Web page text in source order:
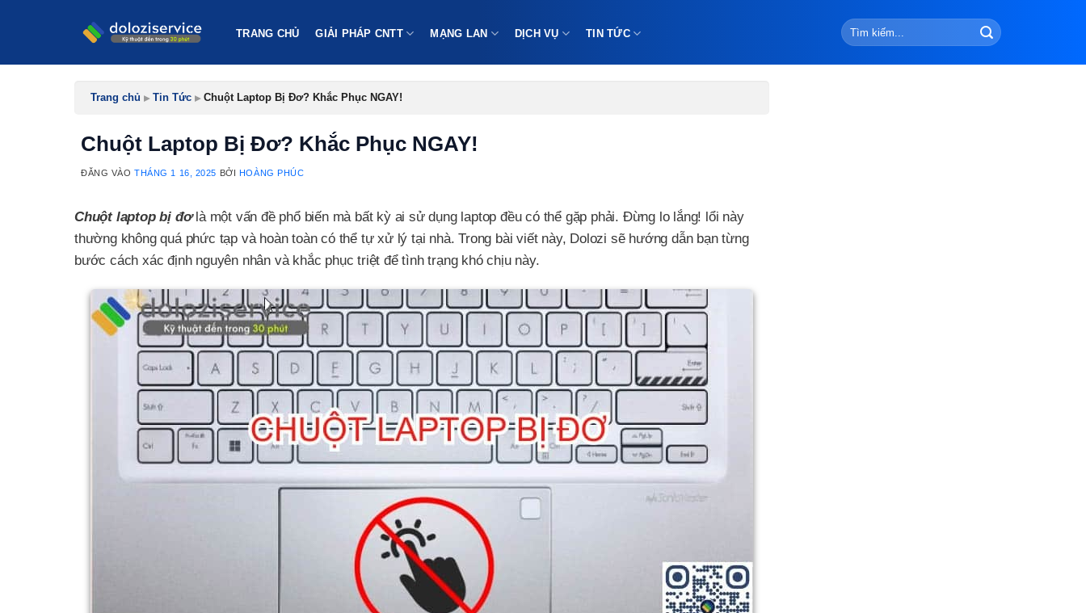
TRANG CHỦ GIẢI PHÁP CNTT MẠNG LAN DỊCH VỤ TIN TỨC
Trang chủ ▸ Tin Tức ▸ Chuột Laptop Bị Đơ? Khắc Phục NGAY!
Chuột Laptop Bị Đơ? Khắc Phục NGAY!
ĐĂNG VÀOTHÁNG 1 16, 2025 BỞI HOÀNG PHÚC
Chuột laptop bị đơlà một vấn đề phổ biến mà bất kỳ ai sử dụng laptop đều có thể gặp phải. Đừng lo lắng! lổi này
thường không quá phức tạp và hoàn toàn có thể tự xử lý tại nhà. Trong bài viết này, Dolozi sẽ hướng dẫn bạn từng
bước cách xác định nguyên nhân và khắc phục triệt để tình trạng khó chịu này.